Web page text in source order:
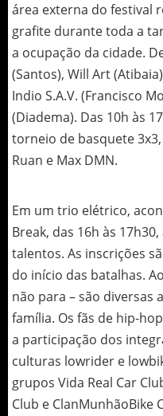
área externa do festival
grafite durante toda a
a ocupação da cidade.
(Santos), Will Art
Indio S.A.V. (Francisco
(Diadema). Das 10h às
torneio de basquete
Ruan e Max DMN.
Em um trio elétrico,
Break, das 16h às
talentos. As inscrições
do início das batalhas.
não para – são diversas
família. Os fãs de hip-
a participação dos
culturas lowrider e
grupos Vida Real Car
Club e ClanMunhãoBike